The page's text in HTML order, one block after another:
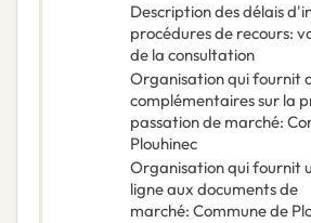
Description des délais
procédures de recours:
de la consultation
Organisation qui fournit
complémentaires sur la
passation de marché:
Plouhinec
Organisation qui fournit
ligne aux documents de
marché: Commune de